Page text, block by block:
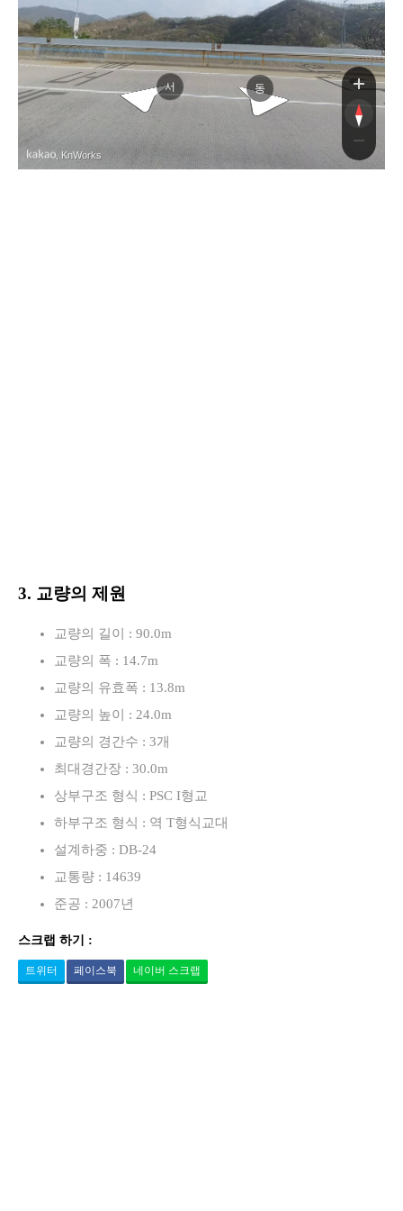
익산장수고속도로
익산장수고속도로
서 동
, KnWorks
3. 교량의 제원
교량의 길이 : 90.0m
교량의 폭 : 14.7m
교량의 유효폭 : 13.8m
교량의 높이 : 24.0m
교량의 경간수 : 3개
최대경간장 : 30.0m
상부구조 형식 : PSC I형교
하부구조 형식 : 역 T형식교대
설계하중 : DB-24
교통량 : 14639
준공 : 2007년
스크랩 하기 :
트위터 페이스북 네이버 스크랩